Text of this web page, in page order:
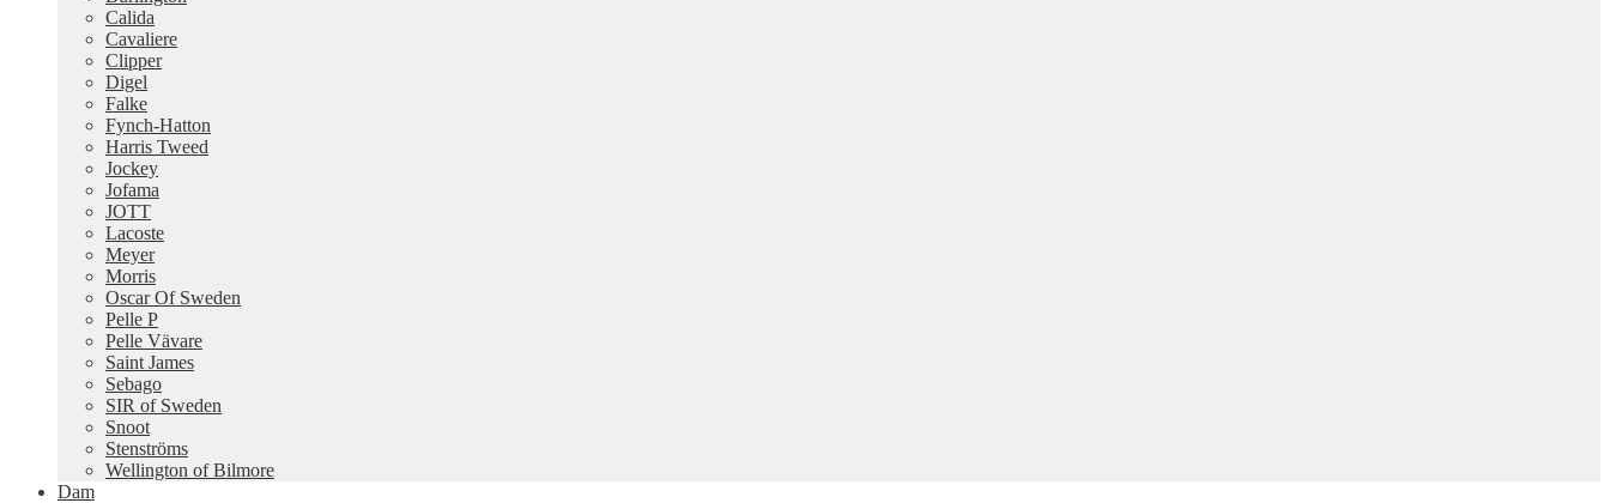
Calida
Cavaliere
Clipper
Digel
Falke
Fynch-Hatton
Harris Tweed
Jockey
Jofama
JOTT
Lacoste
Meyer
Morris
Oscar Of Sweden
Pelle P
Pelle Vävare
Saint James
Sebago
SIR of Sweden
Snoot
Stenströms
Wellington of Bilmore
Dam